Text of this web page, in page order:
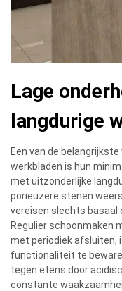
Lage
langdurige
Een van de
werkbladen is hun
met uitzonderlijke
porieuzere stenen
vereisen slechts basaal
Regulier schoonmaken
met periodiek afsluiten,
functionaliteit te
tegen etens door
constante